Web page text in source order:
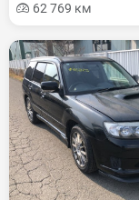
62 769 км